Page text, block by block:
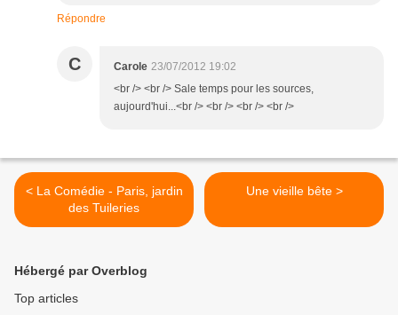
Répondre
C Carole 23/07/2012 19:02
<br /> <br /> Sale temps pour les sources,
aujourd'hui...<br /> <br /> <br /> <br />
< La Comédie - Paris, jardin
des Tuileries
Une vieille bête >
Hébergé par Overblog
Top articles